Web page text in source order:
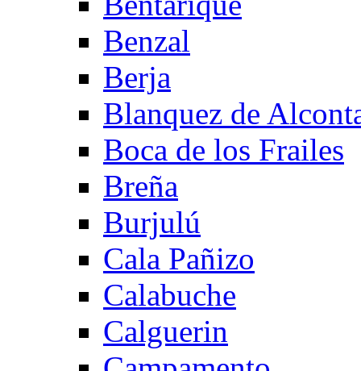
Benzal
Berja
Blanquez de
Boca de los Frailes
Breña
Burjulú
Cala Pañizo
Calabuche
Calguerin